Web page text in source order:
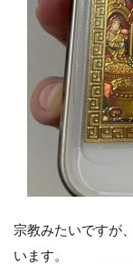
宗教みたいですが
います。